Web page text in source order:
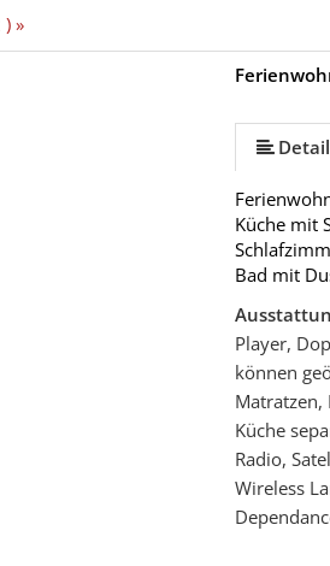
»
Küche mit
Bad mit
Player,
können
Matratzen,
Küche
Radio,
Wireless